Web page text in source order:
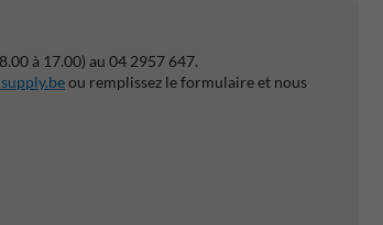
à 17.00) au 04 2957 647.
ou remplissez le formulaire et nous